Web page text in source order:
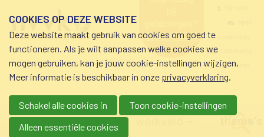
schuldhulp • sociaal
krediet • budgetbeheer •
beschermingsbewind
0800-8115.nl
nvvk-leden
Main navigation
nieuws agenda
COOKIES OP DEZE WEBSITE
Deze website maakt gebruik van cookies om goed te
functioneren. Als je wilt aanpassen welke cookies we
mogen gebruiken, kan je jouw cookie-instellingen wijzigen.
Meer informatie is beschikbaar in onze privacyverklaring.
Schakel alle cookies in
Toon cookie-instellingen
Alleen essentiële cookies